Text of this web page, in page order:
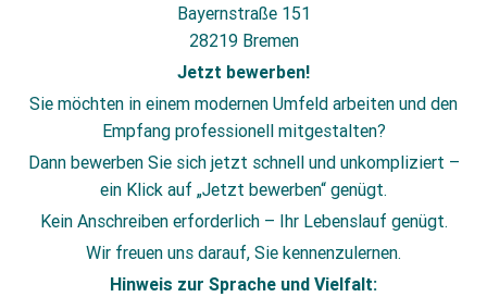
Bayernstraße 151
28219 Bremen
Jetzt bewerben!
Sie möchten in einem modernen Umfeld arbeiten und den
Empfang professionell mitgestalten?
Dann bewerben Sie sich jetzt schnell und unkompliziert –
ein Klick auf „Jetzt bewerben“ genügt.
Kein Anschreiben erforderlich – Ihr Lebenslauf genügt.
Wir freuen uns darauf, Sie kennenzulernen.
Hinweis zur Sprache und Vielfalt: